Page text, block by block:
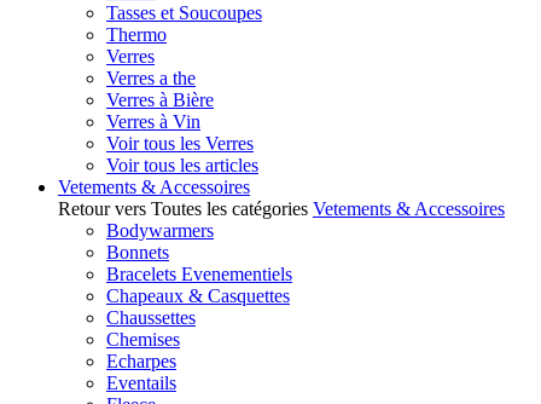
Tasses et Soucoupes
Thermo
Verres
Verres a the
Verres à Bière
Verres à Vin
Voir tous les Verres
Voir tous les articles
Vetements & Accessoires
Retour vers Toutes les catégories Vetements & Accessoires
Bodywarmers
Bonnets
Bracelets Evenementiels
Chapeaux & Casquettes
Chaussettes
Chemises
Echarpes
Eventails